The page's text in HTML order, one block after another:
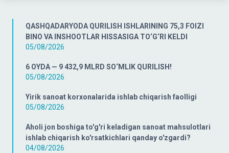
QASHQADARYODA QURILISH ISHLARINING 75,3 FOIZI
BINO VA INSHOOTLAR HISSASIGA TO‘G‘RI KELDI
05/08/2026
6 OYDA — 9 432,9 MLRD SO‘MLIK QURILISH!
05/08/2026
Yirik sanoat korxonalarida ishlab chiqarish faolligi
05/08/2026
Aholi jon boshiga to'g'ri keladigan sanoat mahsulotlari
ishlab chiqarish ko'rsatkichlari qanday o'zgardi?
04/08/2026